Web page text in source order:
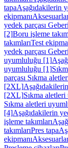
tapaAşağıdakilerin
ekipmanı
yedek parçası
[2]Boru işleme
takımlarıTest
yedek parçası
uyumluluğu [1]
uyumluluğu [1]
parçası Sıkma
[2XL]
[2XL]Sıkma
Sıkma aletleri
[4]Aşağıdakilerin
işleme takımları
takımlarıPres tapa
ekipmanı